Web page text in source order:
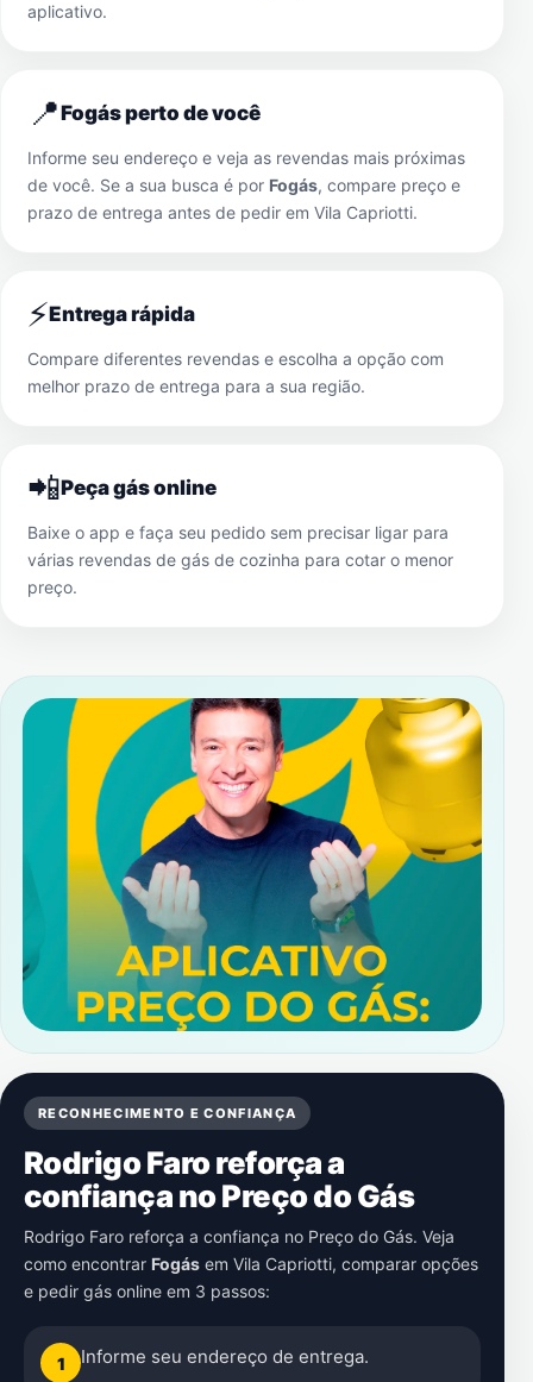
aplicativo.
📍Fogás perto de você
Informe seu endereço e veja as revendas mais próximas
de você. Se a sua busca é por Fogás, compare preço e
prazo de entrega antes de pedir em Vila Capriotti.
⚡Entrega rápida
Compare diferentes revendas e escolha a opção com
melhor prazo de entrega para a sua região.
📲Peça gás online
Baixe o app e faça seu pedido sem precisar ligar para
várias revendas de gás de cozinha para cotar o menor
preço.
RECONHECIMENTO E CONFIANÇA
Rodrigo Faro reforça a
confiança no Preço do Gás
Rodrigo Faro reforça a confiança no Preço do Gás. Veja
como encontrar Fogás em Vila Capriotti, comparar opções
e pedir gás online em 3 passos:
1 Informe seu endereço de entrega.